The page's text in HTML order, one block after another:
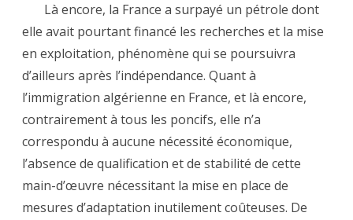
Là encore, la France a surpayé un pétrole dont
elle avait pourtant financé les recherches et la mise
en exploitation, phénomène qui se poursuivra
d’ailleurs après l’indépendance. Quant à
l’immigration algérienne en France, et là encore,
contrairement à tous les poncifs, elle n’a
correspondu à aucune nécessité économique,
l’absence de qualification et de stabilité de cette
main-d’œuvre nécessitant la mise en place de
mesures d’adaptation inutilement coûteuses. De